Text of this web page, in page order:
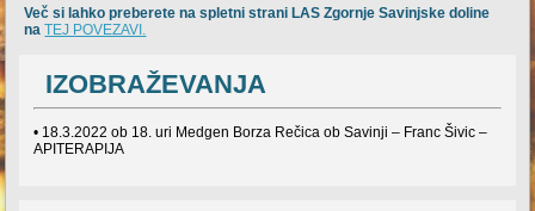
Več si lahko preberete na spletni strani LAS Zgornje Savinjske doline
naTEJ POVEZAVI.
IZOBRAŽEVANJA
• 18.3.2022 ob 18. uri Medgen Borza Rečica ob Savinji – Franc Šivic –
APITERAPIJA